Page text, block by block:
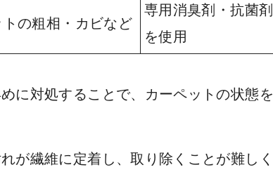
の粗相・カビなど
専用消臭剤・抗菌剤
を使用
に対処することで、カーペットの状態を
が繊維に定着し、取り除くことが難しく